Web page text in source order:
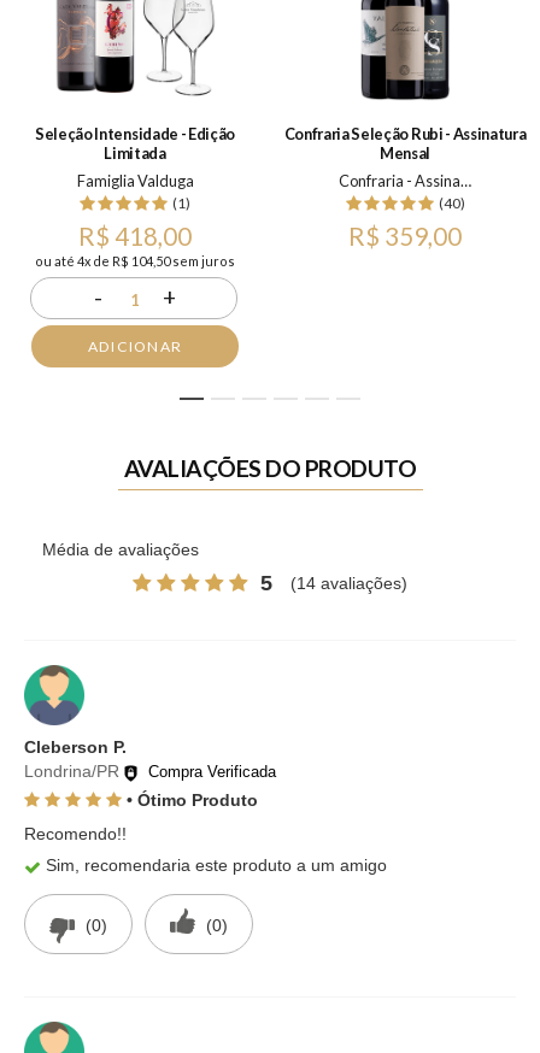
Seleção Intensidade - Edição
Limitada
Famiglia Valduga
(1)
R$ 418,00
ou até 4x de R$ 104,50 sem juros
- 1 +
ADICIONAR
Confraria Seleção Rubi - Assinatura
Mensal
Confraria - Assinatura Mensal
(40)
R$ 359,00
AVALIAÇÕES DO PRODUTO
Média de avaliações
5 (14 avaliações)
Cleberson P.
Londrina/PR
Compra Verificada
• Ótimo Produto
Recomendo!!
Sim, recomendaria este produto a um amigo
(0) (0)